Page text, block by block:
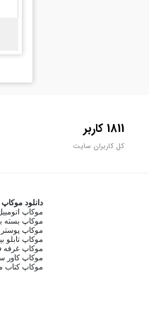
1811 کاربر
کل کاربران سایت
دانلود موکاپ
موکاپ
موکاپ بسته
موکاپ
موکاپ تابلو
موکاپ غرفه
موکاپ کاور
موکاپ کتاب